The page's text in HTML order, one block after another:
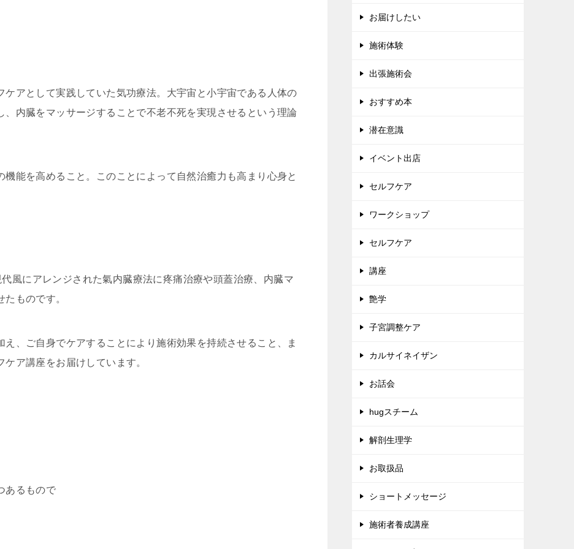
アとして実践していた気功療法。大宇宙と小宇宙である人体の
内臓をマッサージすることで不老不死を実現させるという理論
能を高めること。このことによって自然治癒力も高まり心身と
風にアレンジされた氣内臓療法に疼痛治療や頭蓋治療、内臓マ
ものです。
、ご自身でケアすることにより施術効果を持続させること、ま
ア講座をお届けしています。
あるもので
お届けしたい
施術体験
出張施術会
おすすめ本
潜在意識
イベント出店
セルフケア
ワークショップ
セルフケア
講座
艶学
子宮調整ケア
カルサイネイザン
お話会
hugスチーム
解剖生理学
お取扱品
ショートメッセージ
施術者養成講座